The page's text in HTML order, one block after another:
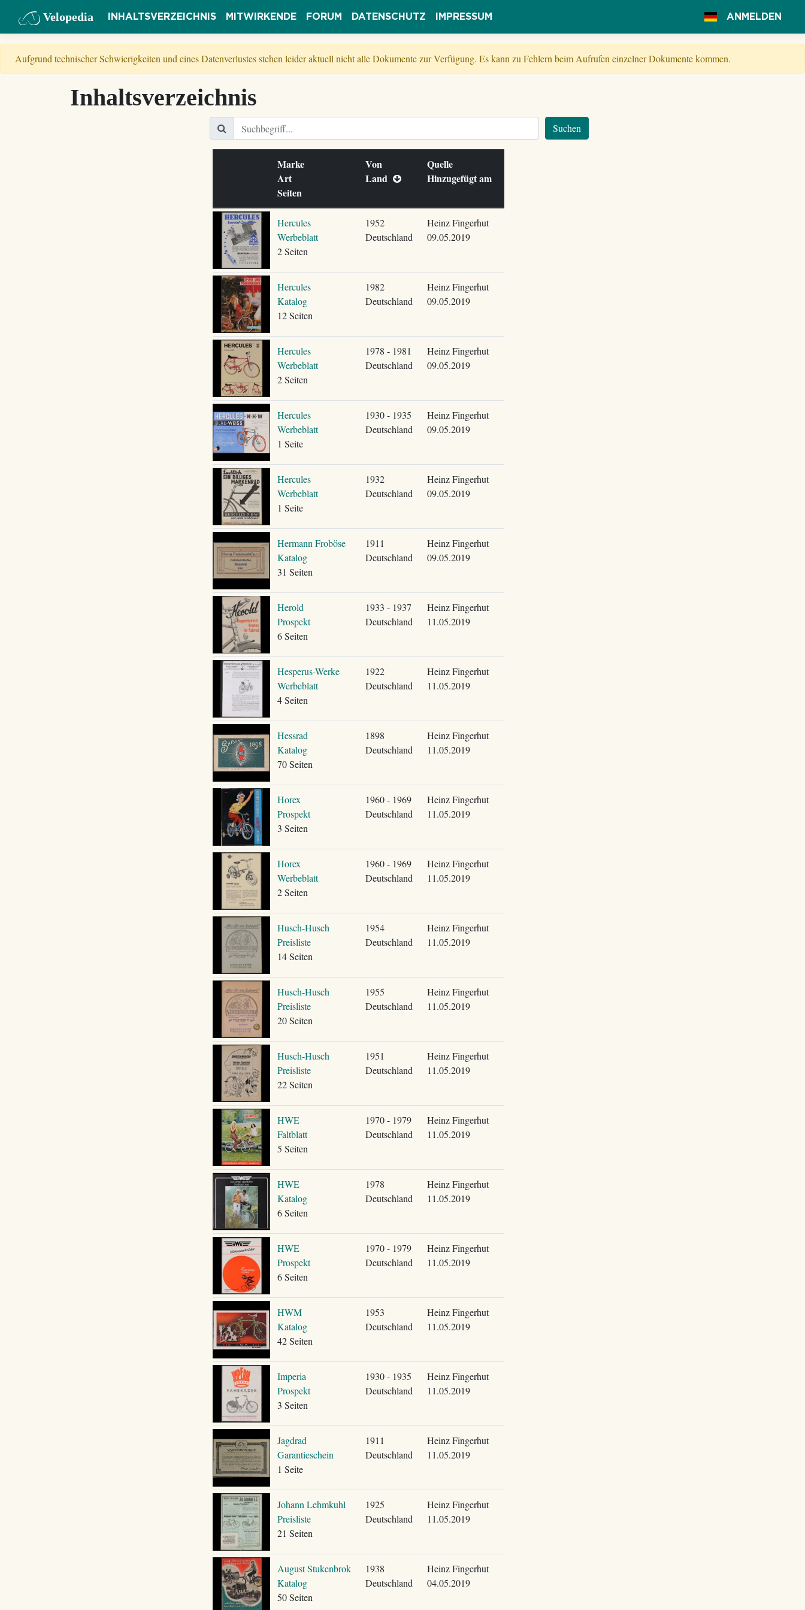
Velopedia INHALTSVERZEICHNIS MITWIRKENDE FORUM DATENSCHUTZ IMPRESSUM ANMELDEN
Aufgrund technischer Schwierigkeiten und eines Datenverlustes stehen leider aktuell nicht alle Dokumente zur Verfügung. Es kann zu Fehlern beim Aufrufen einzelner Dokumente kommen.
Inhaltsverzeichnis
Suchen
Marke
Art
Seiten
Von
Land
Quelle
Hinzugefügt am
Hercules
Werbeblatt
2 Seiten
1952
Deutschland
Heinz Fingerhut
09.05.2019
Hercules
Katalog
12 Seiten
1982
Deutschland
Heinz Fingerhut
09.05.2019
Hercules
Werbeblatt
2 Seiten
1978 - 1981
Deutschland
Heinz Fingerhut
09.05.2019
Hercules
Werbeblatt
1 Seite
1930 - 1935
Deutschland
Heinz Fingerhut
09.05.2019
Hercules
Werbeblatt
1 Seite
1932
Deutschland
Heinz Fingerhut
09.05.2019
Hermann Froböse
Katalog
31 Seiten
1911
Deutschland
Heinz Fingerhut
09.05.2019
Herold
Prospekt
6 Seiten
1933 - 1937
Deutschland
Heinz Fingerhut
11.05.2019
Hesperus-Werke
Werbeblatt
4 Seiten
1922
Deutschland
Heinz Fingerhut
11.05.2019
Hessrad
Katalog
70 Seiten
1898
Deutschland
Heinz Fingerhut
11.05.2019
Horex
Prospekt
3 Seiten
1960 - 1969
Deutschland
Heinz Fingerhut
11.05.2019
Horex
Werbeblatt
2 Seiten
1960 - 1969
Deutschland
Heinz Fingerhut
11.05.2019
Husch-Husch
Preisliste
14 Seiten
1954
Deutschland
Heinz Fingerhut
11.05.2019
Husch-Husch
Preisliste
20 Seiten
1955
Deutschland
Heinz Fingerhut
11.05.2019
Husch-Husch
Preisliste
22 Seiten
1951
Deutschland
Heinz Fingerhut
11.05.2019
HWE
Faltblatt
5 Seiten
1970 - 1979
Deutschland
Heinz Fingerhut
11.05.2019
HWE
Katalog
6 Seiten
1978
Deutschland
Heinz Fingerhut
11.05.2019
HWE
Prospekt
6 Seiten
1970 - 1979
Deutschland
Heinz Fingerhut
11.05.2019
HWM
Katalog
42 Seiten
1953
Deutschland
Heinz Fingerhut
11.05.2019
Imperia
Prospekt
3 Seiten
1930 - 1935
Deutschland
Heinz Fingerhut
11.05.2019
Jagdrad
Garantieschein
1 Seite
1911
Deutschland
Heinz Fingerhut
11.05.2019
Johann Lehmkuhl
Preisliste
21 Seiten
1925
Deutschland
Heinz Fingerhut
11.05.2019
August Stukenbrok
Katalog
50 Seiten
1938
Deutschland
Heinz Fingerhut
04.05.2019